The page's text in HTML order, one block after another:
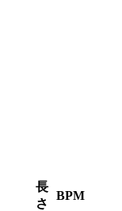
長
さ
BPM